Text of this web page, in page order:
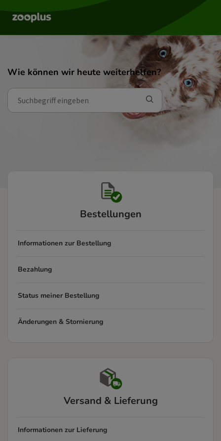
Wie können wir heute weiterhelfen?
Bestellungen
Informationen zur Bestellung
Bezahlung
Status meiner Bestellung
Änderungen & Stornierung
Versand & Lieferung
Informationen zur Lieferung